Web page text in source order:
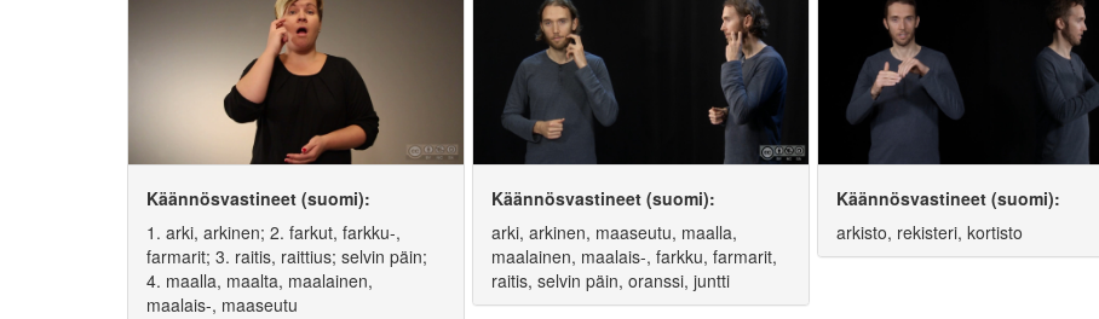
Käännösvastineet (suomi):
1. arki, arkinen; 2. farkut, farkku-,
farmarit; 3. raitis, raittius; selvin päin;
4. maalla, maalta, maalainen,
maalais-, maaseutu
Käännösvastineet (suomi):
arki, arkinen, maaseutu, maalla,
maalainen, maalais-, farkku, farmarit,
raitis, selvin päin, oranssi, juntti
Käännösvastineet (suomi):
arkisto, rekisteri, kortisto